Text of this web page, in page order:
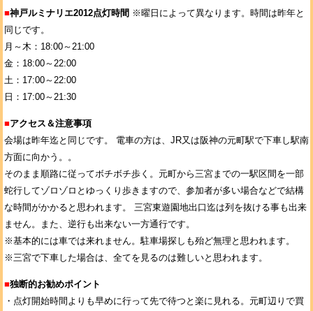
■神戸ルミナリエ2012点灯時間 ※曜日によって異なります。時間は昨年と
同じです。
月～木：18:00～21:00
金：18:00～22:00
土：17:00～22:00
日：17:00～21:30
■アクセス＆注意事項
会場は昨年迄と同じです。 電車の方は、JR又は阪神の元町駅で下車し駅南
方面に向かう。。
そのまま順路に従ってボチボチ歩く。元町から三宮までの一駅区間を一部
蛇行してゾロゾロとゆっくり歩きますので、参加者が多い場合などで結構
な時間がかかると思われます。 三宮東遊園地出口迄は列を抜ける事も出来
ません。また、逆行も出来ない一方通行です。
※基本的には車では来れません。駐車場探しも殆ど無理と思われます。
※三宮で下車した場合は、全てを見るのは難しいと思われます。
■独断的お勧めポイント
・点灯開始時間よりも早めに行って先で待つと楽に見れる。元町辺りで買